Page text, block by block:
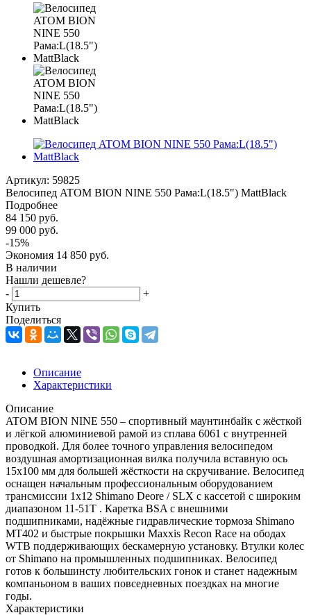
Артикул: 59825
Велосипед ATOM BION NINE 550 Рама:L(18.5") MattBlack
Подробнее
84 150 руб.
99 000 руб.
-15%
Экономия 14 850 руб.
В наличии
Нашли дешевле?
-
+
Купить
Поделиться
Описание
Характеристики
Описание
ATOM BION NINE 550 – спортивный маунтинбайк с жёсткой
и лёгкой алюминиевой рамой из сплава 6061 с внутренней
проводкой. Для более точного управления велосипедом
воздушная амортизационная вилка получила вставную ось
15х100 мм для большей жёсткости на скручивание. Велосипед
оснащен начальным профессиональным оборудованием
трансмиссии 1x12 Shimano Deore / SLX с кассетой с широким
диапазоном 11-51T . Каретка BSA с внешними
подшипниками, надёжные гидравлические тормоза Shimano
MT402 и быстрые покрышки Maxxis Recon Race на ободах
WTB поддерживающих бескамерную установку. Втулки колес
от Shimano на промышленных подшипниках. Велосипед
готов к большинсту любительских гонок и станет надежным
компаньоном в ваших повседневных поездках на многие
годы.
Характеристики